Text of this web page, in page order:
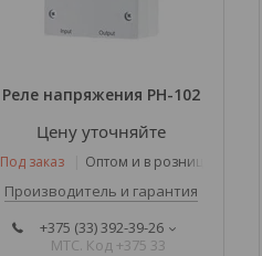
Реле напряжения РН-102
Цену уточняйте
Под заказ Оптом и в розницу
Производитель и гарантия
+375 (33) 392-39-26
МТС. Код +375 33